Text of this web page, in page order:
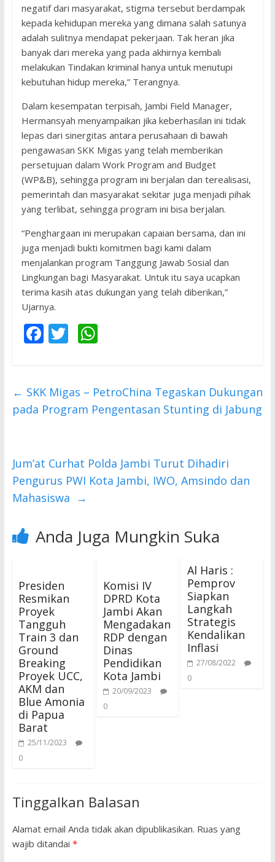
negatif dari masyarakat, stigma tersebut berdampak
kepada kehidupan mereka yang dimana salah satunya
adalah sulitnya mendapat pekerjaan. Tak heran jika
banyak dari mereka yang pada akhirnya kembali
melakukan Tindakan kriminal hanya untuk menutupi
kebutuhan hidup mereka,” Terangnya.
Dalam kesempatan terpisah, Jambi Field Manager,
Hermansyah menyampaikan jika keberhasilan ini tidak
lepas dari sinergitas antara perusahaan di bawah
pengawasan SKK Migas yang telah memberikan
persetujuan dalam Work Program and Budget
(WP&B), sehingga program ini berjalan dan terealisasi,
pemerintah dan masyarakat sekitar juga menjadi pihak
yang terlibat, sehingga program ini bisa berjalan.
“Penghargaan ini merupakan capaian bersama, dan ini
juga menjadi bukti komitmen bagi kami dalam
menjalankan program Tanggung Jawab Sosial dan
Lingkungan bagi Masyarakat. Untuk itu saya ucapkan
terima kasih atas dukungan yang telah diberikan,”
Ujarnya.
F
b
o
T
er
W
s
A
← SKK Migas – PetroChina Tegaskan Dukungan
pada Program Pengentasan Stunting di Jabung
Jum’at Curhat Polda Jambi Turut Dihadiri
Pengurus PWI Kota Jambi, IWO, Amsindo dan
Mahasiswa →
Anda Juga Mungkin Suka
Presiden
Resmikan
Proyek
Tangguh
Train 3 dan
Ground
Breaking
Proyek UCC,
AKM dan
Blue Amonia
di Papua
Barat
25/11/2023
0
Komisi IV
DPRD Kota
Jambi Akan
Mengadakan
RDP dengan
Dinas
Pendidikan
Kota Jambi
20/09/2023
0
Al Haris :
Pemprov
Siapkan
Langkah
Strategis
Kendalikan
Inflasi
27/08/2022
0
Tinggalkan Balasan
Alamat email Anda tidak akan dipublikasikan. Ruas yang
wajib ditandai *